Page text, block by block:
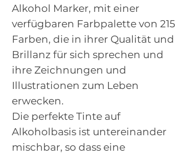
Alkohol Marker, mit einer
verfügbaren Farbpalette von 215
Farben, die in ihrer Qualität und
Brillanz für sich sprechen und
ihre Zeichnungen und
Illustrationen zum Leben
erwecken.
Die perfekte Tinte auf
Alkoholbasis ist untereinander
mischbar, so dass eine